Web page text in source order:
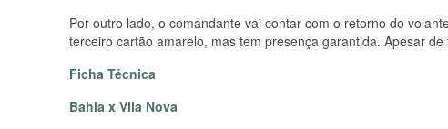
Por outro lado, o comandante vai contar com o retorno do
terceiro cartão amarelo, mas tem presença garantida. Apesar
Ficha Técnica
Bahia x Vila Nova